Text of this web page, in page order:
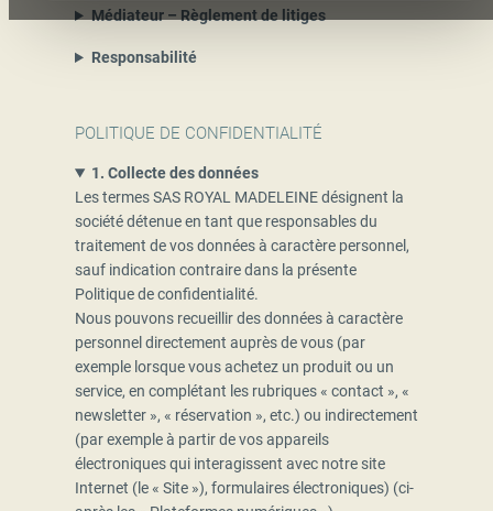
Médiateur – Règlement de litiges
Responsabilité
POLITIQUE DE CONFIDENTIALITÉ
1. Collecte des données
Les termes SAS ROYAL MADELEINE désignent la
société détenue en tant que responsables du
traitement de vos données à caractère personnel,
sauf indication contraire dans la présente
Politique de confidentialité.
Nous pouvons recueillir des données à caractère
personnel directement auprès de vous (par
exemple lorsque vous achetez un produit ou un
service, en complétant les rubriques « contact », «
newsletter », « réservation », etc.) ou indirectement
(par exemple à partir de vos appareils
électroniques qui interagissent avec notre site
Internet (le « Site »), formulaires électroniques) (ci-